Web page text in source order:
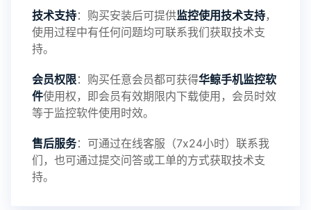
4：优化离线云储存服务器相册照片文件夹路径问题
5：优化关闭监控后离线设置云储存对方微信聊天记
录文件改为自定义文件名称
提示：
提示1：为避免异常风险情况，传输对方手机数据文
件至本地请先切换代理网络
技术支持：购买安装后可提供监控使用技术支持，
使用过程中有任何问题均可联系我们获取技术支
持。
会员权限：购买任意会员都可获得华鲸手机监控软
件使用权，即会员有效期限内下载使用，会员时效
等于监控软件使用时效。
售后服务：可通过在线客服（7x24小时）联系我
们，也可通过提交问答或工单的方式获取技术支
持。